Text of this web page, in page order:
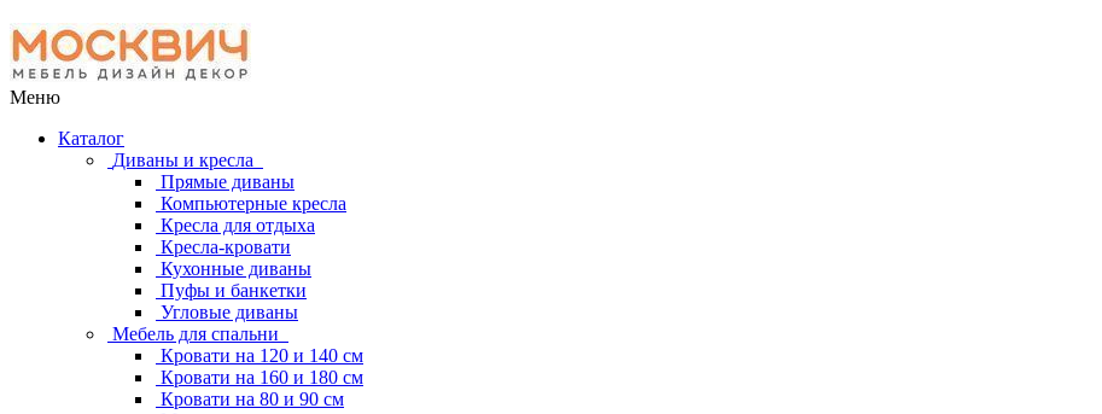
Меню
Каталог
Диваны и кресла
Прямые диваны
Компьютерные кресла
Кресла для отдыха
Кресла-кровати
Кухонные диваны
Пуфы и банкетки
Угловые диваны
Мебель для спальни
Кровати на 120 и 140 см
Кровати на 160 и 180 см
Кровати на 80 и 90 см